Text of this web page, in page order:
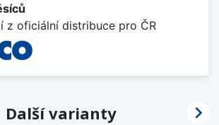
z oficiální distribuce pro ČR
Další varianty 